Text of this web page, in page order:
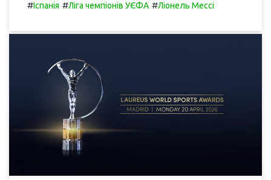
#Іспанія #Ліга чемпіонів УЄФА #Ліонель Мессі